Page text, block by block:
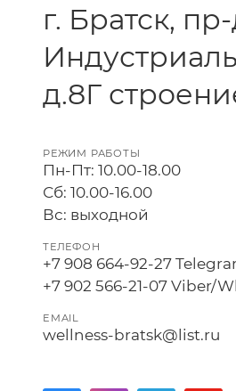
г. Братск,
д.8Г
РЕЖИМ РАБОТЫ
Пн-Пт: 10.00-18.00
Сб: 10.00-16.00
Вс: выходной
ТЕЛЕФОН
+7 908 664-92-27
+7 902 566-21-07 Viber/
EMAIL
wellness-bratsk@list.ru